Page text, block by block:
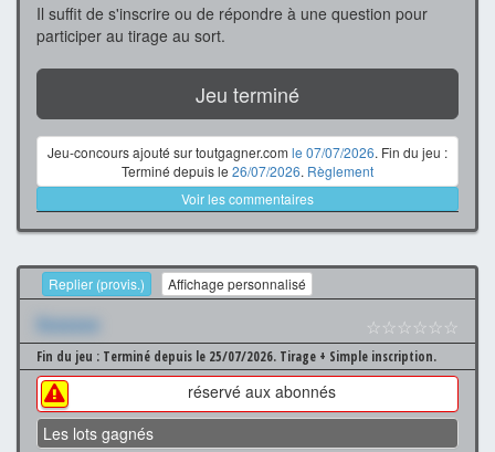
Il suffit de s'inscrire ou de répondre à une question pour
participer au tirage au sort.
Jeu terminé
Jeu-concours ajouté sur toutgagner.com le 07/07/2026. Fin du jeu :
Terminé depuis le 26/07/2026. Règlement
Voir les commentaires
Replier (provis.) Affichage personnalisé
Xxxxxxx ☆☆☆☆☆☆
Fin du jeu : Terminé depuis le 25/07/2026. Tirage + Simple inscription.
réservé aux abonnés
Les lots gagnés